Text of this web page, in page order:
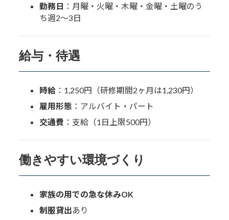
勤務日 ：月曜・火曜・木曜・金曜・土曜のう
ち週2〜3日
給与・待遇
時給 ：1,250円（研修期間2ヶ月は1,230円）
雇用形態 ：アルバイト・パート
交通費 ：支給（1日上限500円）
働きやすい環境づくり
家族の用での急な休みOK
制服貸出あり